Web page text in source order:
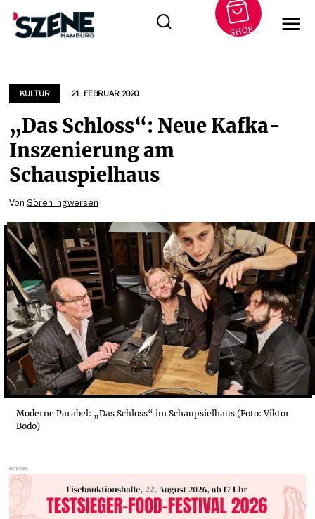
springen
SHOP
KULTUR 21. FEBRUAR 2020
„Das Schloss“: Neue Kafka-
Inszenierung am
Schauspielhaus
Von Sören Ingwersen
Moderne Parabel: „Das Schloss“ im Schaupsielhaus (Foto: Viktor
Bodo)